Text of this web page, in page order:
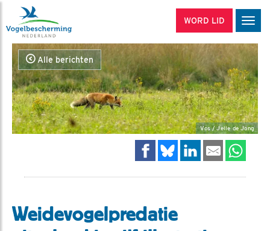
WORD LID
Alle berichten
Vos / Jelle de Jong
Weidevogelpredatie